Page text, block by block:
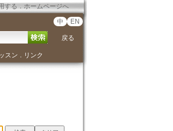
する ． ホームページへ
中 EN
戻る
スン ． リンク